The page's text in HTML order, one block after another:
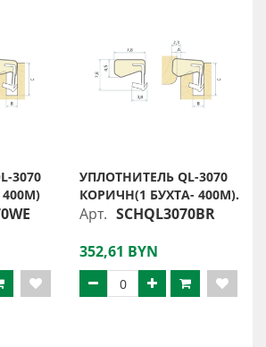
3070
УПЛОТНИТЕЛЬ QL-3070
КОРИЧН(1 БУХТА- 400М).
Арт. SCHQL3070BR
352,61 BYN